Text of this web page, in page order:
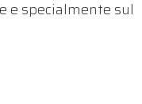
e specialmente sul